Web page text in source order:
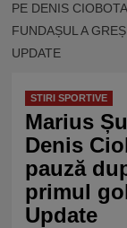
PE DENIS
FUNDAȘUL A
UPDATE
STIRI SPORTIVE
Marius
Denis
pauză
primul
Update